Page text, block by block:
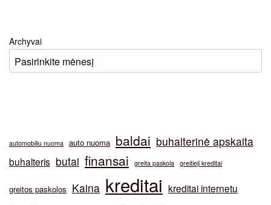
Archyvai
automobiliu nuoma auto nuoma baldai buhalterinė apskaita
buhalteris butai finansai greita paskola greitieji kreditai
greitos paskolos Kaina kreditai kreditai internetu